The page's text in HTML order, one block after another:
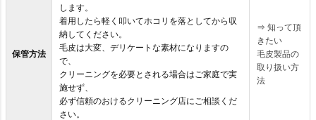
保管方法
します。
着用したら軽く叩いてホコリを落としてから収
納してください。
毛皮は大変、デリケートな素材になりますの
で、
クリーニングを必要とされる場合はご家庭で実
施せず、
必ず信頼のおけるクリーニング店にご相談くだ
さい。
⇒ 知って頂
きたい
毛皮製品の
取り扱い方
法